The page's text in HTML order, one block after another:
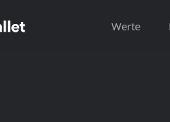
Werte